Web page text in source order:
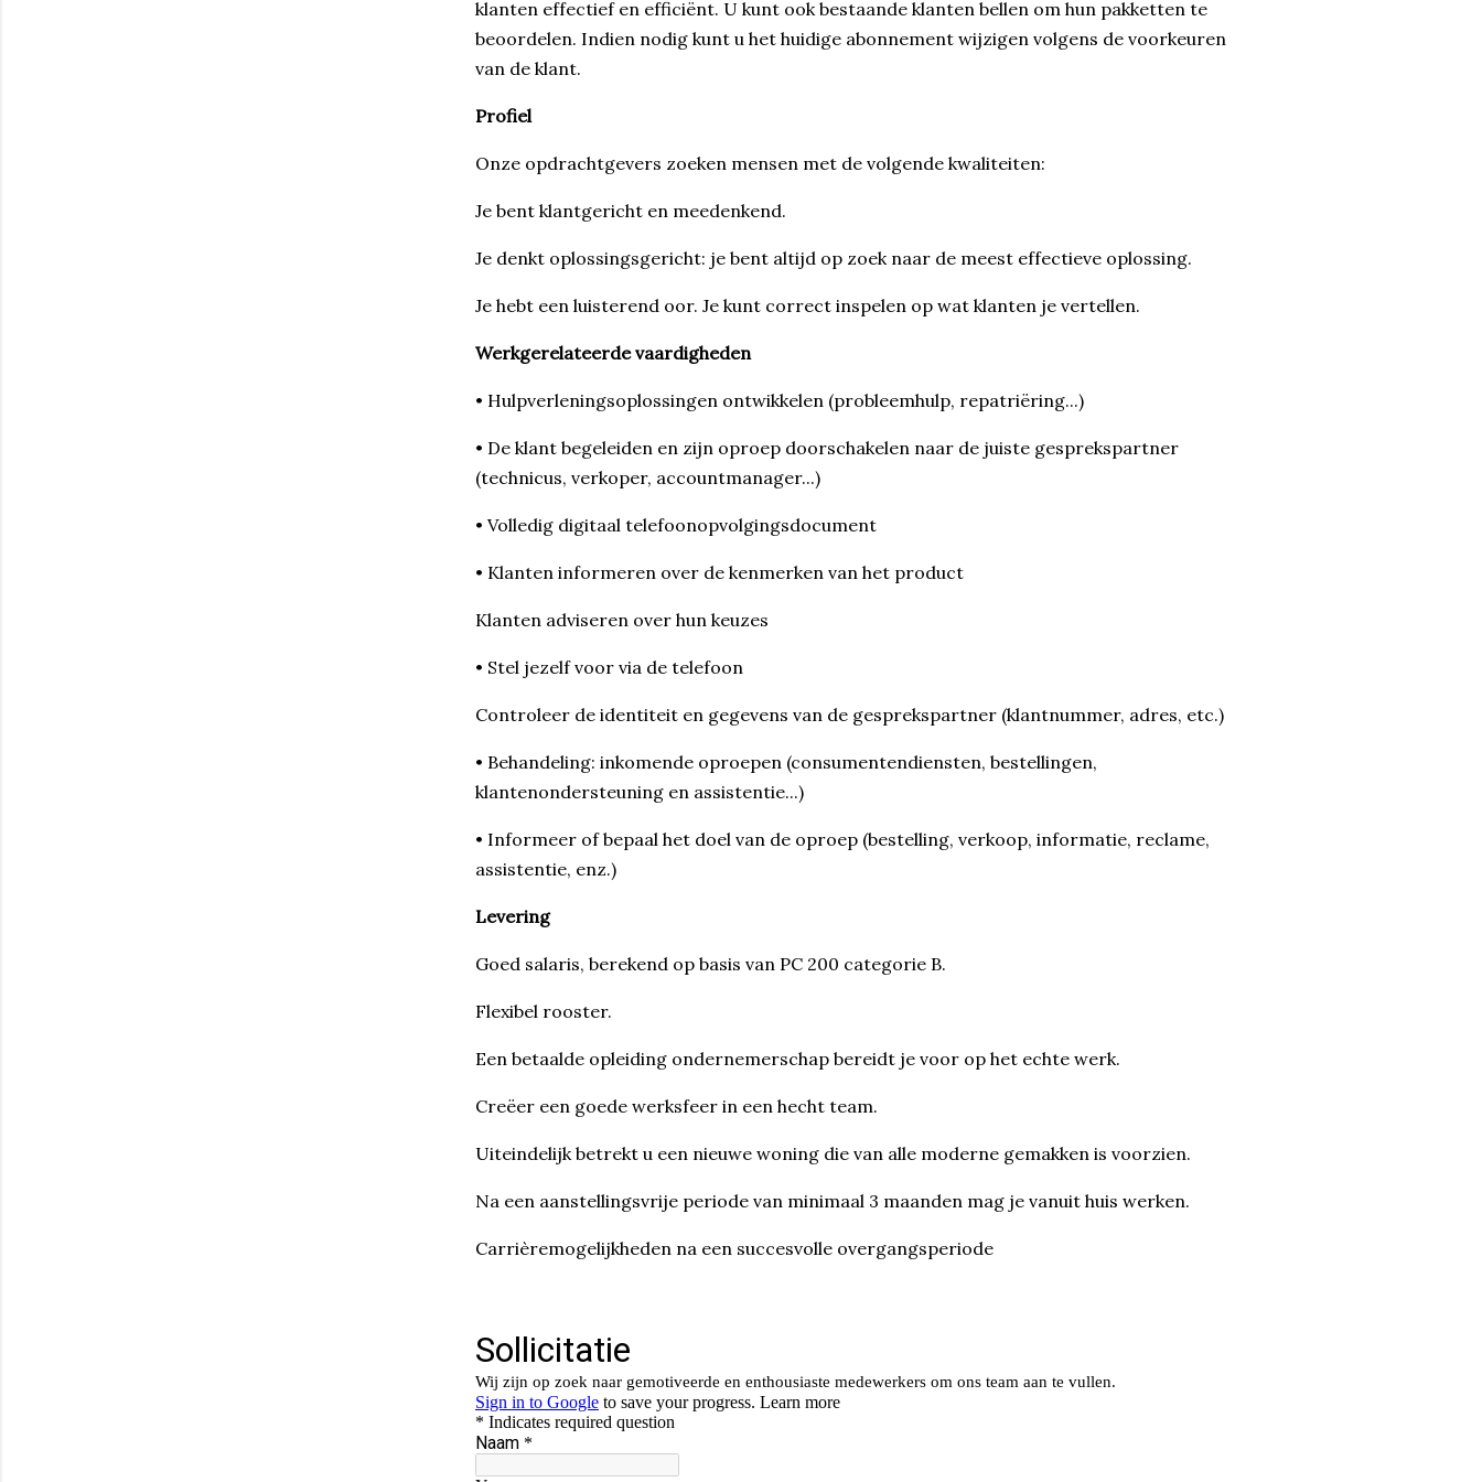
klanten effectief en efficiënt. U kunt ook bestaande klanten bellen om hun pakketten te
beoordelen. Indien nodig kunt u het huidige abonnement wijzigen volgens de voorkeuren
van de klant.
Profiel
Onze opdrachtgevers zoeken mensen met de volgende kwaliteiten:
Je bent klantgericht en meedenkend.
Je denkt oplossingsgericht: je bent altijd op zoek naar de meest effectieve oplossing.
Je hebt een luisterend oor. Je kunt correct inspelen op wat klanten je vertellen.
Werkgerelateerde vaardigheden
• Hulpverleningsoplossingen ontwikkelen (probleemhulp, repatriëring...)
• De klant begeleiden en zijn oproep doorschakelen naar de juiste gesprekspartner
(technicus, verkoper, accountmanager...)
• Volledig digitaal telefoonopvolgingsdocument
• Klanten informeren over de kenmerken van het product
Klanten adviseren over hun keuzes
• Stel jezelf voor via de telefoon
Controleer de identiteit en gegevens van de gesprekspartner (klantnummer, adres, etc.)
• Behandeling: inkomende oproepen (consumentendiensten, bestellingen,
klantenondersteuning en assistentie...)
• Informeer of bepaal het doel van de oproep (bestelling, verkoop, informatie, reclame,
assistentie, enz.)
Levering
Goed salaris, berekend op basis van PC 200 categorie B.
Flexibel rooster.
Een betaalde opleiding ondernemerschap bereidt je voor op het echte werk.
Creëer een goede werksfeer in een hecht team.
Uiteindelijk betrekt u een nieuwe woning die van alle moderne gemakken is voorzien.
Na een aanstellingsvrije periode van minimaal 3 maanden mag je vanuit huis werken.
Carrièremogelijkheden na een succesvolle overgangsperiode